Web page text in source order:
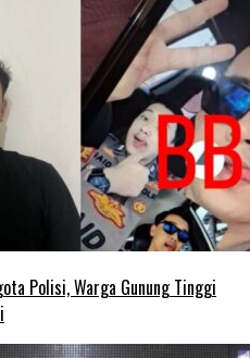
Polisi, Warga Gunung Tinggi